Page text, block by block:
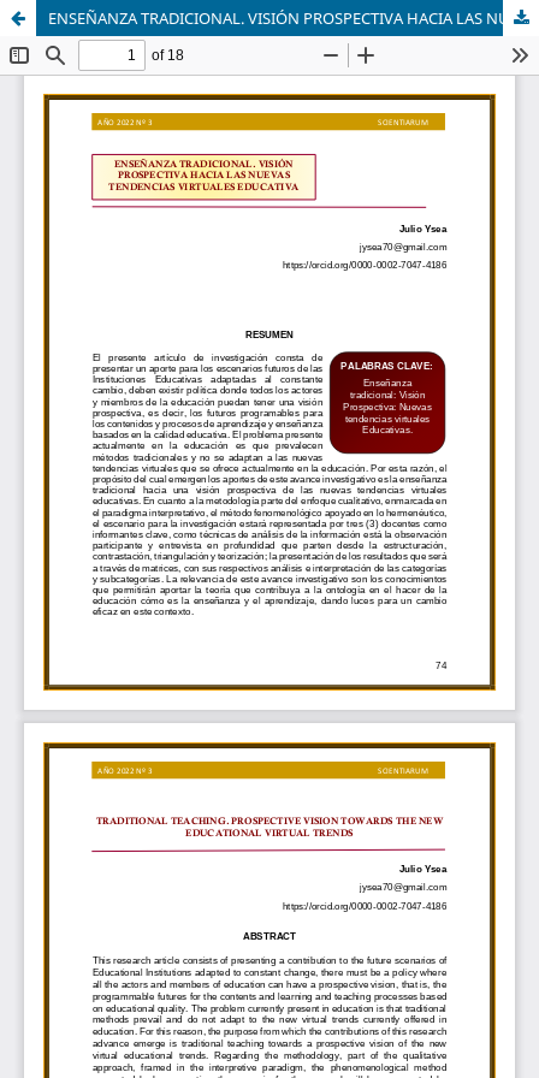
ENSEÑANZA TRADICIONAL. VISIÓN PROSPECTIVA HACIA LAS NUEVAS TENDENCIAS VIRTUALES EDUCATIVA